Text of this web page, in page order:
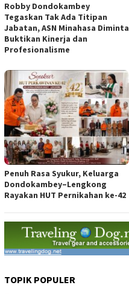
Robby Dondokambey
Tegaskan Tak Ada Titipan
Jabatan, ASN Minahasa Diminta
Buktikan Kinerja dan
Profesionalisme
Penuh Rasa Syukur, Keluarga
Dondokambey–Lengkong
Rayakan HUT Pernikahan ke-42
TOPIK POPULER